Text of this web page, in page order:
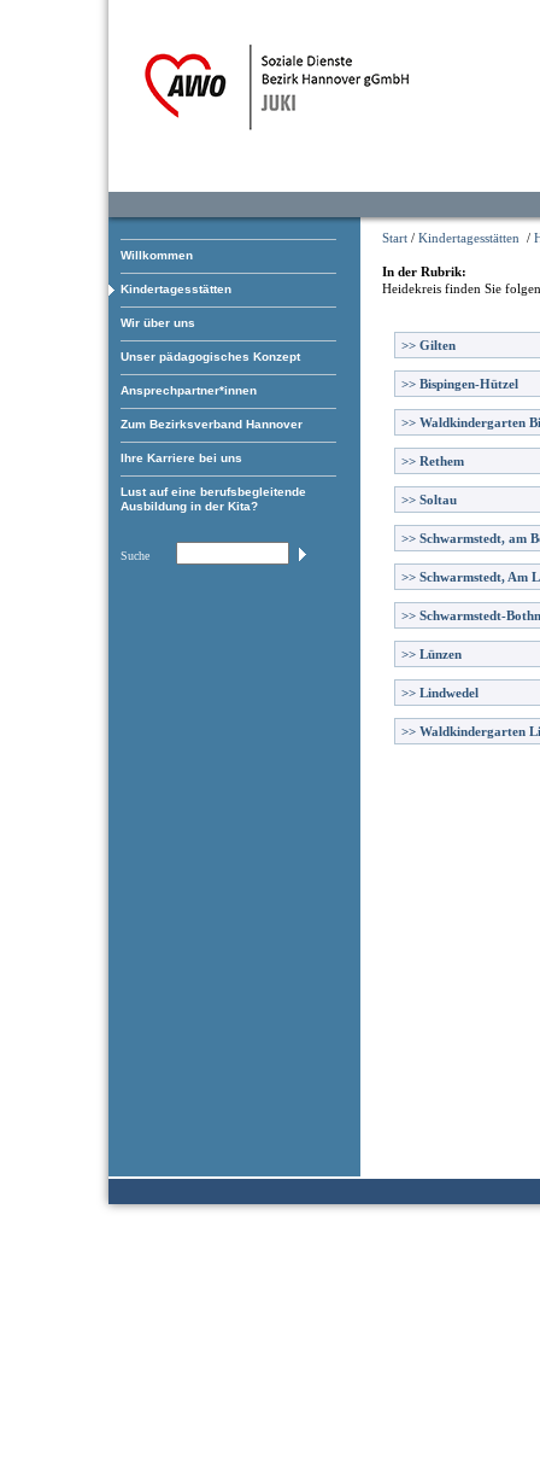
Willkommen
Kindertagesstätten
Wir über uns
Unser pädagogisches Konzept
Ansprechpartner*innen
Zum Bezirksverband Hannover
Ihre Karriere bei uns
Lust auf eine berufsbegleitende
Ausbildung in der Kita?
Suche
Start / Kindertagesstätten /
In der Rubrik:
Heidekreis finden Sie
>> Gilten
>> Bispingen-Hützel
>> Waldkindergarten
>> Rethem
>> Soltau
>> Schwarmstedt, am
>> Schwarmstedt, Am
>> Schwarmstedt-
>> Lünzen
>> Lindwedel
>> Waldkindergarten